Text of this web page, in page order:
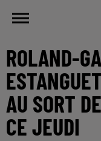
ROLAND-
AU SORT
CE JEUDI